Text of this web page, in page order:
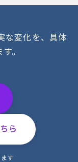
な変化を、具体
。
ら
す